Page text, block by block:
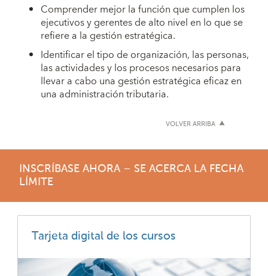
Comprender mejor la función que cumplen los
ejecutivos y gerentes de alto nivel en lo que se
refiere a la gestión estratégica.
Identificar el tipo de organización, las personas,
las actividades y los procesos necesarios para
llevar a cabo una gestión estratégica eficaz en
una administración tributaria.
VOLVER ARRIBA
INSCRÍBASE AHORA – SE ACERCA LA FECHA
LÍMITE
Tarjeta digital de los cursos